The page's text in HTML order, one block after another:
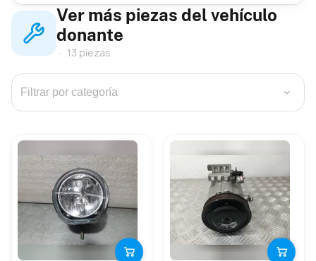
Ver más piezas del vehículo
donante
13 piezas
›